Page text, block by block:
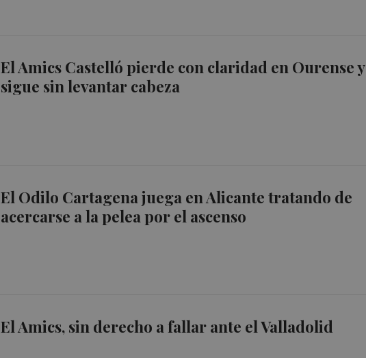
El Amics Castelló pierde con claridad en Ourense y
sigue sin levantar cabeza
El Odilo Cartagena juega en Alicante tratando de
acercarse a la pelea por el ascenso
El Amics, sin derecho a fallar ante el Valladolid